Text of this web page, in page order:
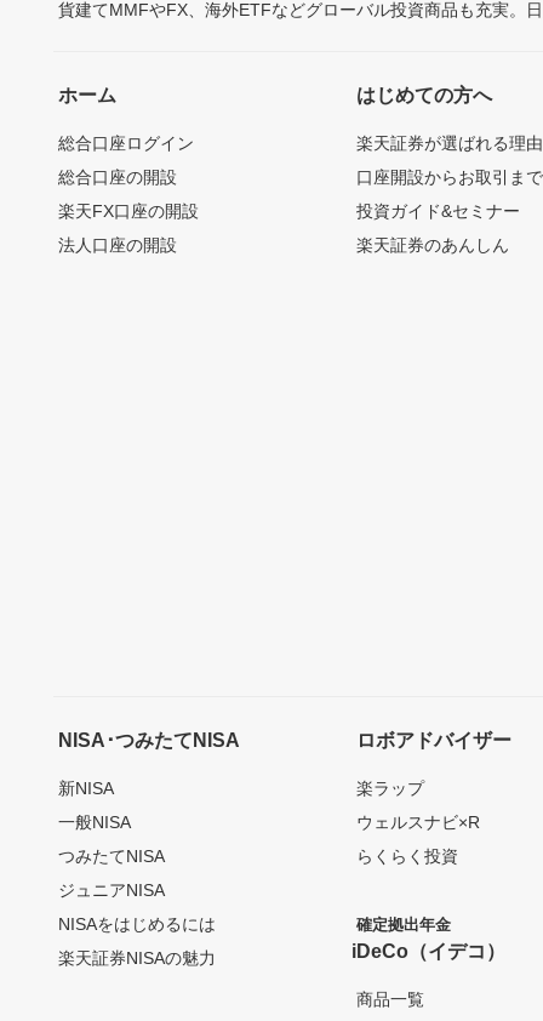
貨建てMMFやFX、海外ETFなどグローバル投資商品も充実。
ホーム
総合口座ログイン
総合口座の開設
楽天FX口座の開設
法人口座の開設
はじめての方へ
楽天証券が選ばれる理由
口座開設からお取引ま
投資ガイド&セミナー
楽天証券のあんしん
NISA･つみたてNISA
新NISA
一般NISA
つみたてNISA
ジュニアNISA
NISAをはじめるには
楽天証券NISAの魅力
ロボアドバイザー
楽ラップ
ウェルスナビ×R
らくらく投資
確定拠出年金
iDeCo（イデコ）
商品一覧